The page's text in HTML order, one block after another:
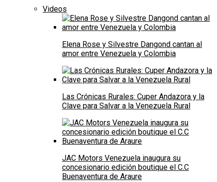
Videos
Elena Rose y Silvestre Dangond cantan al
amor entre Venezuela y Colombia
Las Crónicas Rurales: Cuper Andazora y la
Clave para Salvar a la Venezuela Rural
JAC Motors Venezuela inaugura su
concesionario edición boutique el C.C
Buenaventura de Araure